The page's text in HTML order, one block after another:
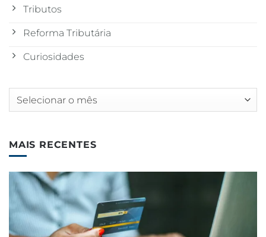
Tributos
Reforma Tributária
Curiosidades
Arquivos
MAIS RECENTES